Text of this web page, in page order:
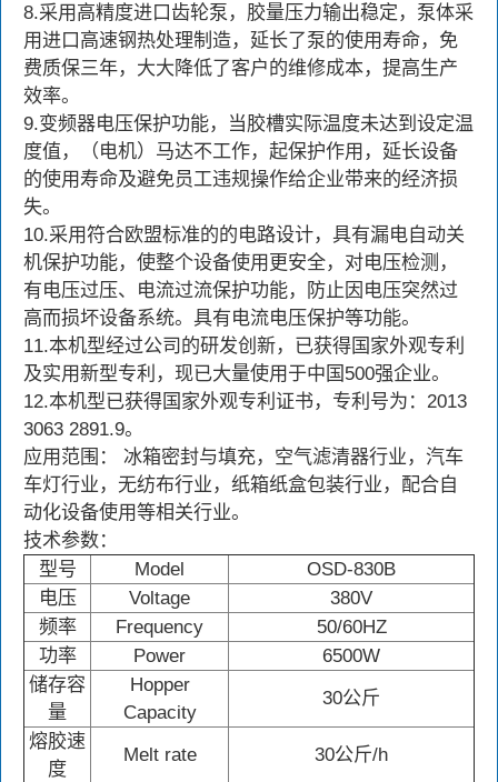
8.采用高精度进口齿轮泵，胶量压力输出稳定，泵体采
用进口高速钢热处理制造，延长了泵的使用寿命，免
费质保三年，大大降低了客户的维修成本，提高生产
效率。
9.变频器电压保护功能，当胶槽实际温度未达到设定温
度值，（电机）马达不工作，起保护作用，延长设备
的使用寿命及避免员工违规操作给企业带来的经济损
失。
10.采用符合欧盟标准的的电路设计，具有漏电自动关
机保护功能，使整个设备使用更安全，对电压检测，
有电压过压、电流过流保护功能，防止因电压突然过
高而损坏设备系统。具有电流电压保护等功能。
11.本机型经过公司的研发创新，已获得国家外观专利
及实用新型专利，现已大量使用于中国500强企业。
12.本机型已获得国家外观专利证书，专利号为：2013
3063 2891.9。
应用范围： 冰箱密封与填充，空气滤清器行业，汽车
车灯行业，无纺布行业，纸箱纸盒包装行业，配合自
动化设备使用等相关行业。
技术参数：
型号
Model
OSD-830B
电压
Voltage
380V
频率
Frequency
50/60HZ
功率
Power
6500W
储存容
量
Hopper
Capacity
30公斤
熔胶速
度
Melt rate
30公斤/h